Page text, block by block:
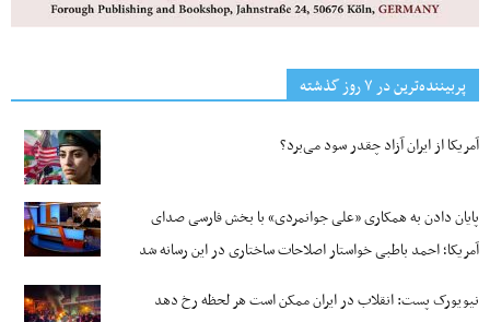
پربیننده‌ترین‌ در ۷ روز گذشته
آمریکا از ایران آزاد چقدر سود می‌برد؟
پایان دادن به همکاری «علی جوانمردی» با بخش فارسی صدای
آمریکا؛ احمد باطبی خواستار اصلاحات ساختاری در این رسانه شد
نیویورک پست: انقلاب در ایران ممکن است هر لحظه رخ دهد